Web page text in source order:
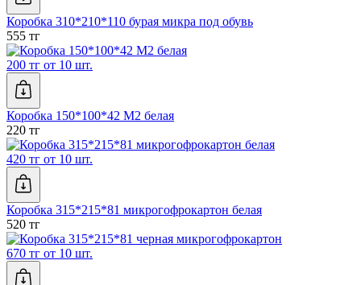
Коробка 310*210*110 бурая микра под обувь
555 тг
200 тг от 10 шт.
Коробка 150*100*42 М2 белая
220 тг
420 тг от 10 шт.
Коробка 315*215*81 микрогофрокартон белая
520 тг
670 тг от 10 шт.